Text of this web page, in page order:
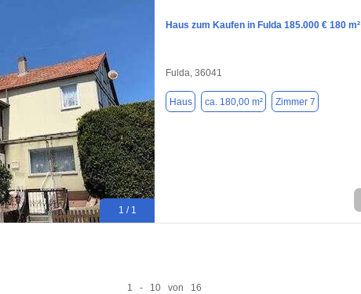
1 / 1
Haus zum Kaufen in Fulda 185.000 € 180 m²
Fulda, 36041
Haus ca. 180,00 m² Zimmer 7
1 - 10 von 16